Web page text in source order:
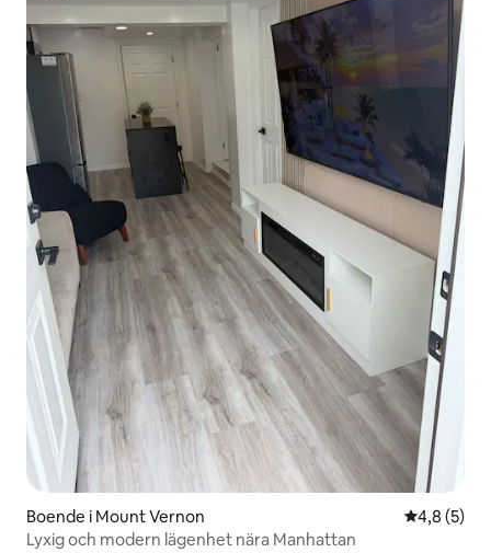
Boende i Mount Vernon 4,8 av 5 i
4,8 (5)
Lyxig och modern lägenhet nära Manhattan